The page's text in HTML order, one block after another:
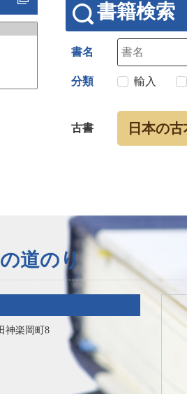
書籍検索
書名
分類 輸入
古書 日本の
道のり
神楽岡町8